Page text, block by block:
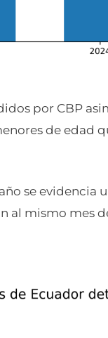
por CBP
de edad
se evidencia
mismo mes